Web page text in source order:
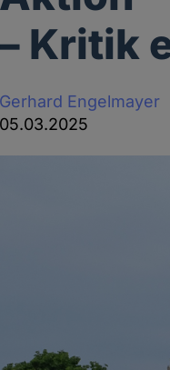
– Kritik
Gerhard Engelmayer
05.03.2025